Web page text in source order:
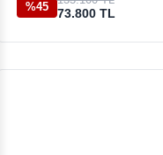
%45 73.800 TL